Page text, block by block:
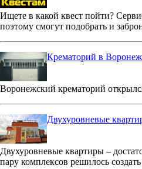
Ищете в какой квест пойти?
поэтому смогут подобрать и
Крематорий в
Воронежский крематорий
Двухуровневые
Двухуровневые квартиры –
пару комплексов решилось